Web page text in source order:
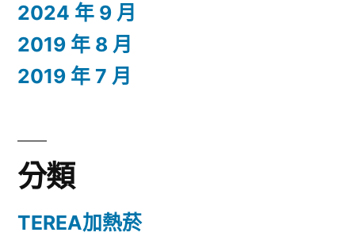
2024 年 9 月
2019 年 8 月
2019 年 7 月
分類
TEREA加熱菸